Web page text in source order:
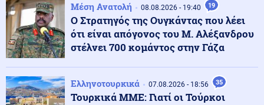
Κόσμος 09.08.2026 - 10:00
«Ασπίδα» κατά των drones αναζητεί η Γερμανία, μετά
από το περιστατικό στη Λειψία
Αθλητισμός 09.08.2026 - 09:55
Μέση Ανατολή 08.08.2026 - 19:40 19
Ο Στρατηγός της Ουγκάντας που λέει
ότι είναι απόγονος του Μ. Αλέξανδρου
στέλνει 700 κομάντος στην Γάζα
Ελληνοτουρκικά 07.08.2026 - 18:56 35
Τουρκικά ΜΜΕ: Γιατί οι Τούρκοι